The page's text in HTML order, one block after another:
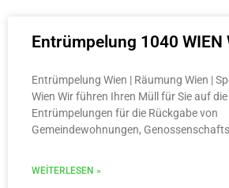
Entrümpelung 1040 WIEN
Entrümpelung Wien | Räumung Wien |
Wien Wir führen Ihren Müll für Sie auf die
Entrümpelungen für die Rückgabe von
Gemeindewohnungen,
WEITERLESEN »